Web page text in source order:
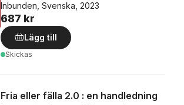
Inbunden, Svenska, 2023
687 kr
Lägg till
Skickas
Fria eller fälla 2.0 : en handledning